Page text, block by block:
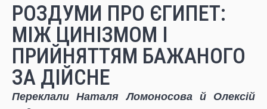
РОЗДУМИ ПРО ЄГИПЕТ:
МІЖ ЦИНІЗМОМ І
ПРИЙНЯТТЯМ БАЖАНОГО
ЗА ДІЙСНЕ
Переклали Наталя Ломоносова й Олексій